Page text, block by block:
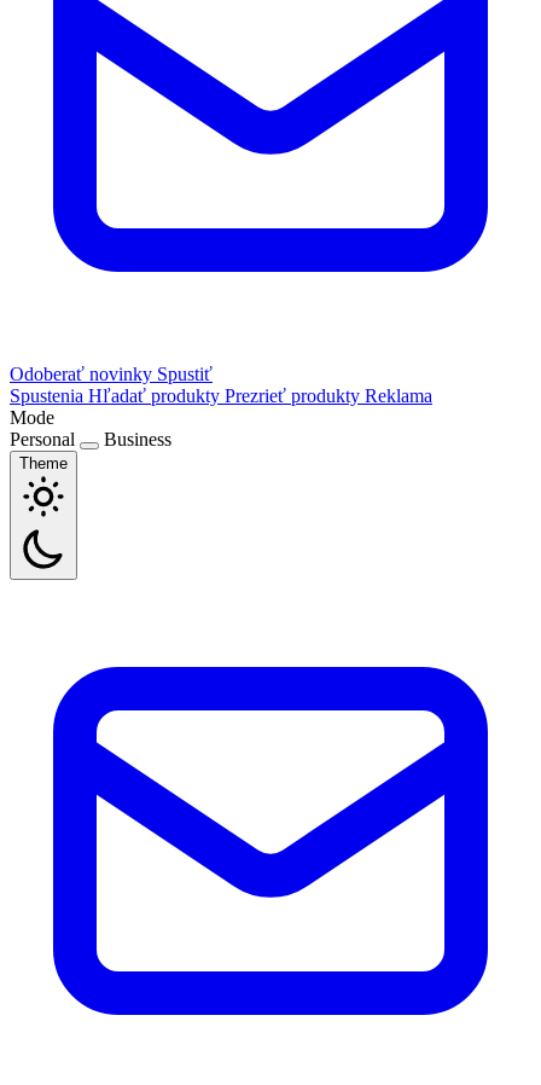
Odoberať novinky Spustiť
Spustenia Hľadať produkty Prezrieť produkty Reklama
Mode
Personal
Business
Theme